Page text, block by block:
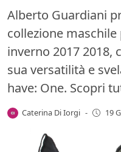
Alberto Guardiani
collezione
inverno 2017 2018,
sua versatilità e
have: One. Scopri
Caterina Di Iorgi - 19